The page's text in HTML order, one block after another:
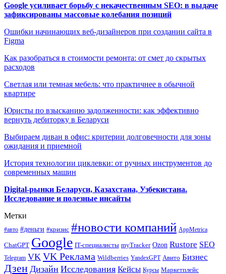
Google усиливает борьбу с некачественным SEO: в выдаче
зафиксированы массовые колебания позиций
Ошибки начинающих веб-дизайнеров при создании сайта в
Figma
Как разобраться в стоимости ремонта: от смет до скрытых
расходов
Светлая или темная мебель: что практичнее в обычной
квартире
Юристы по взысканию задолженности: как эффективно
вернуть дебиторку в Беларуси
Выбираем диван в офис: критерии долговечности для зоны
ожидания и приемной
История технологии циклевки: от ручных инструментов до
современных машин
Digital-рынки Беларуси, Казахстана, Узбекистана.
Исследование и полезные инсайты
Метки
#авто #деньги #кризис #новости компаний AppMetrica
ChatGPT Google IT-специалисты myTracker Ozon Rustore SEO
Telegram VK VK Реклама Wildberries YandexGPT Авито Бизнес
Дзен Дизайн Исследования Кейсы Курсы Маркетплейс